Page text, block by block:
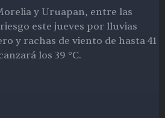
y Uruapan, entre las
este jueves por lluvias
y rachas de viento de hasta 41
los 39 °C.